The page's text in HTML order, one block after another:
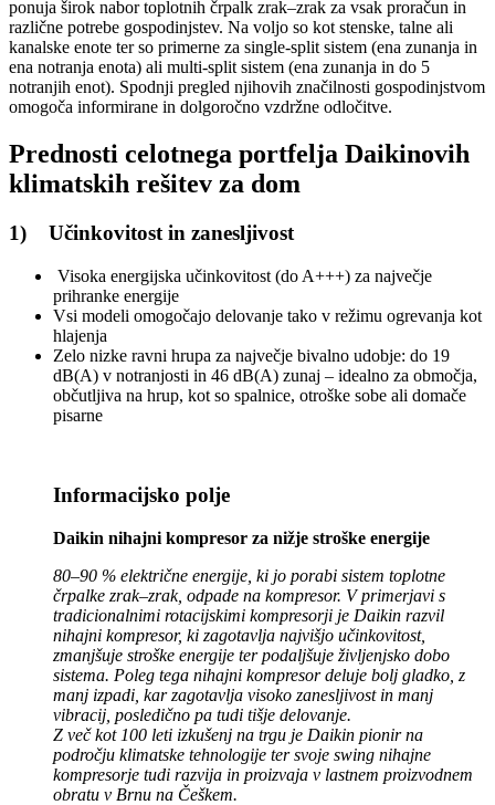
ponuja širok nabor toplotnih črpalk zrak–zrak za vsak proračun in
različne potrebe gospodinjstev. Na voljo so kot stenske, talne ali
kanalske enote ter so primerne za single-split sistem (ena zunanja in
ena notranja enota) ali multi-split sistem (ena zunanja in do 5
notranjih enot). Spodnji pregled njihovih značilnosti gospodinjstvom
omogoča informirane in dolgoročno vzdržne odločitve.
Prednosti celotnega portfelja Daikinovih
klimatskih rešitev za dom
1) Učinkovitost in zanesljivost
Visoka energijska učinkovitost (do A+++) za največje
prihranke energije
Vsi modeli omogočajo delovanje tako v režimu ogrevanja kot
hlajenja
Zelo nizke ravni hrupa za največje bivalno udobje: do 19
dB(A) v notranjosti in 46 dB(A) zunaj – idealno za območja,
občutljiva na hrup, kot so spalnice, otroške sobe ali domače
pisarne
Informacijsko polje
Daikin nihajni kompresor za nižje stroške energije
80–90 % električne energije, ki jo porabi sistem toplotne
črpalke zrak–zrak, odpade na kompresor. V primerjavi s
tradicionalnimi rotacijskimi kompresorji je Daikin razvil
nihajni kompresor, ki zagotavlja najvišjo učinkovitost,
zmanjšuje stroške energije ter podaljšuje življenjsko dobo
sistema. Poleg tega nihajni kompresor deluje bolj gladko, z
manj izpadi, kar zagotavlja visoko zanesljivost in manj
vibracij, posledično pa tudi tišje delovanje.
Z več kot 100 leti izkušenj na trgu je Daikin pionir na
področju klimatske tehnologije ter svoje swing nihajne
kompresorje tudi razvija in proizvaja v lastnem proizvodnem
obratu v Brnu na Češkem.